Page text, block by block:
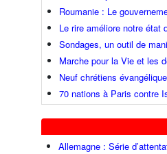
Roumanie : Le
Le rire améliore notre état
Sondages, un outil de
Marche pour la Vie et les
Neuf chrétiens
70 nations à Paris contre
Allemagne : Série